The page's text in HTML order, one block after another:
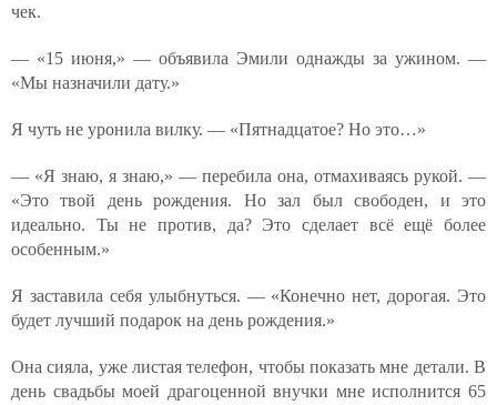
чек.
— «15 июня,» — объявила Эмили однажды за ужином. —
«Мы назначили дату.»
Я чуть не уронила вилку. — «Пятнадцатое? Но это…»
— «Я знаю, я знаю,» — перебила она, отмахиваясь рукой. —
«Это твой день рождения. Но зал был свободен, и это
идеально. Ты не против, да? Это сделает всё ещё более
особенным.»
Я заставила себя улыбнуться. — «Конечно нет, дорогая. Это
будет лучший подарок на день рождения.»
Она сияла, уже листая телефон, чтобы показать мне детали. В
день свадьбы моей драгоценной внучки мне исполнится 65